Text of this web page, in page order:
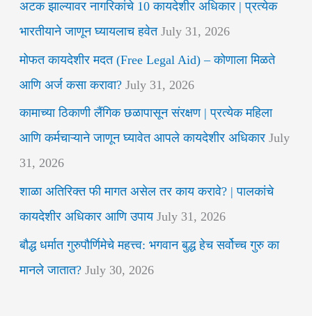
अटक झाल्यावर नागरिकांचे 10 कायदेशीर अधिकार | प्रत्येक
भारतीयाने जाणून घ्यायलाच हवेत July 31, 2026
मोफत कायदेशीर मदत (Free Legal Aid) – कोणाला मिळते
आणि अर्ज कसा करावा? July 31, 2026
कामाच्या ठिकाणी लैंगिक छळापासून संरक्षण | प्रत्येक महिला
आणि कर्मचाऱ्याने जाणून घ्यावेत आपले कायदेशीर अधिकार July
31, 2026
शाळा अतिरिक्त फी मागत असेल तर काय करावे? | पालकांचे
कायदेशीर अधिकार आणि उपाय July 31, 2026
बौद्ध धर्मात गुरुपौर्णिमेचे महत्त्व: भगवान बुद्ध हेच सर्वोच्च गुरु का
मानले जातात? July 30, 2026